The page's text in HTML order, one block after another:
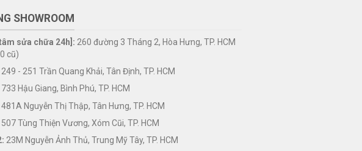
SHOWROOM
sửa chữa 24h]: 260 đường 3 Tháng 2, Hòa Hưng, TP. HCM
cũ)
249 - 251 Trần Quang Khải, Tân Định, TP. HCM
733 Hậu Giang, Bình Phú, TP. HCM
481A Nguyễn Thị Thập, Tân Hưng, TP. HCM
507 Tùng Thiện Vương, Xóm Cũi, TP. HCM
23M Nguyễn Ảnh Thủ, Trung Mỹ Tây, TP. HCM